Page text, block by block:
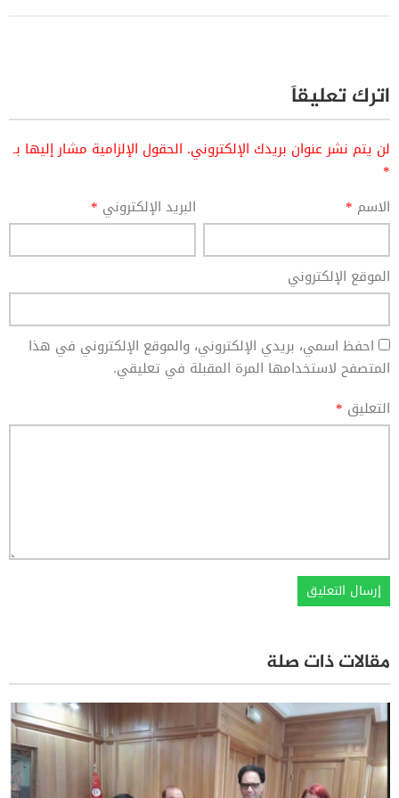
اترك تعليقاً
لن يتم نشر عنوان بريدك الإلكتروني. الحقول الإلزامية مشار إليها بـ
*
الاسم * البريد الإلكتروني *
الموقع الإلكتروني
احفظ اسمي، بريدي الإلكتروني، والموقع الإلكتروني في هذا
المتصفح لاستخدامها المرة المقبلة في تعليقي.
التعليق *
مقالات ذات صلة